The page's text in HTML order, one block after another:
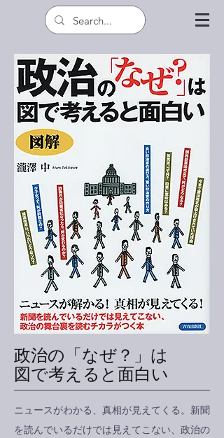
政治の「なぜ？」は
図で考えると面白い
ニュースがわかる、真相が見えてくる。新聞
を読んでいるだけでは見えてこない、政治の